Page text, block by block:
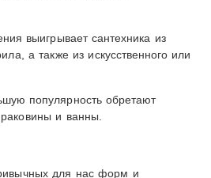
выигрывает сантехника из
а также из искусственного или
популярность обретают
и ванны.
для нас форм и